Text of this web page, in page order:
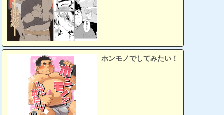
ホンモノでしてみたい！